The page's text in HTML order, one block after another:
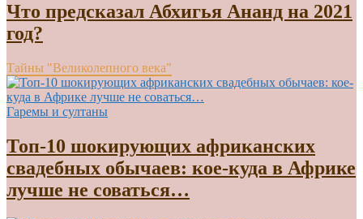
Что предсказал Абхигья Ананд на 2021
год?
Тайны "Великолепного века"
Гаремы и султаны
Топ-10 шокирующих африканских
свадебных обычаев: кое-куда в Африке
лучше не соваться…